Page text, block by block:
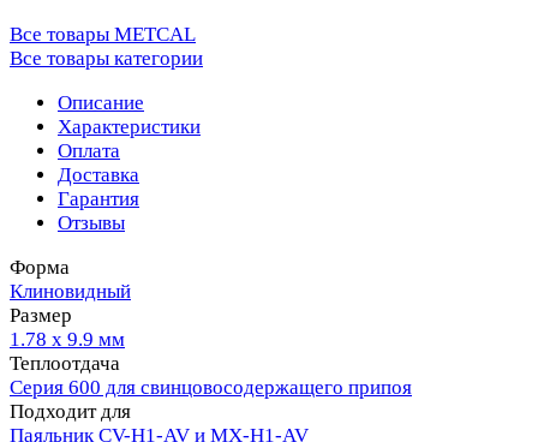
Все товары METCAL
Все товары категории
Описание
Характеристики
Оплата
Доставка
Гарантия
Отзывы
Форма
Клиновидный
Размер
1.78 х 9.9 мм
Теплоотдача
Серия 600 для свинцовосодержащего припоя
Подходит для
Паяльник CV-H1-AV и MX-H1-AV